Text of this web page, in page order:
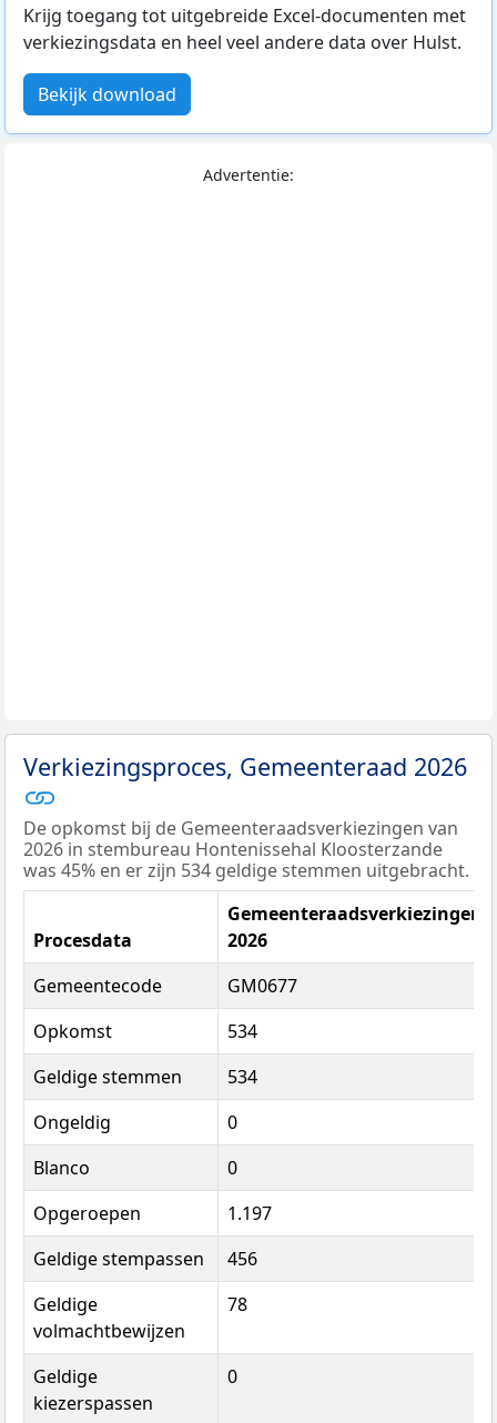
Krijg toegang tot uitgebreide Excel-documenten met
verkiezingsdata en heel veel andere data over Hulst.
Bekijk download
Advertentie:
Verkiezingsproces, Gemeenteraad 2026
De opkomst bij de Gemeenteraadsverkiezingen van
2026 in stembureau Hontenissehal Kloosterzande
was 45% en er zijn 534 geldige stemmen uitgebracht.
Procesdata
Gemeenteraadsverkiezingen
2026
Gemeentecode
GM0677
Opkomst
534
Geldige stemmen
534
Ongeldig
0
Blanco
0
Opgeroepen
1.197
Geldige stempassen
456
Geldige
volmachtbewijzen
78
Geldige
kiezerspassen
0